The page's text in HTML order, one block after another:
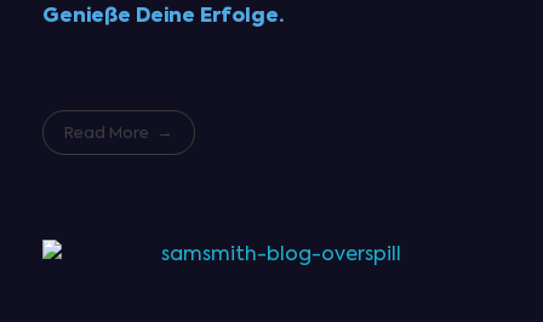
Genieße Deine Erfolge.
Read More